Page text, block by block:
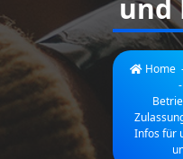
und
Home
Infos für